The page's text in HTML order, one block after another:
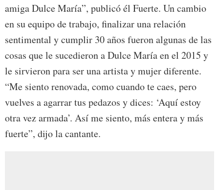
amiga Dulce María”, publicó él Fuerte. Un cambio
en su equipo de trabajo, finalizar una relación
sentimental y cumplir 30 años fueron algunas de las
cosas que le sucedieron a Dulce María en el 2015 y
le sirvieron para ser una artista y mujer diferente.
“Me siento renovada, como cuando te caes, pero
vuelves a agarrar tus pedazos y dices: ‘Aquí estoy
otra vez armada’. Así me siento, más entera y más
fuerte”, dijo la cantante.